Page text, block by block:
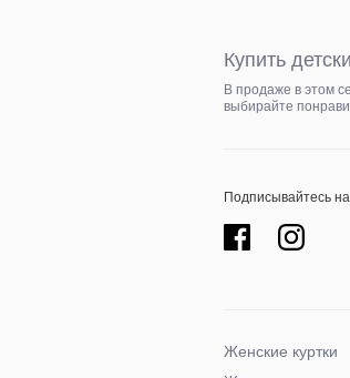
Купить
В продаже в этом
выбирайте
Подписывайтесь
Женские куртки